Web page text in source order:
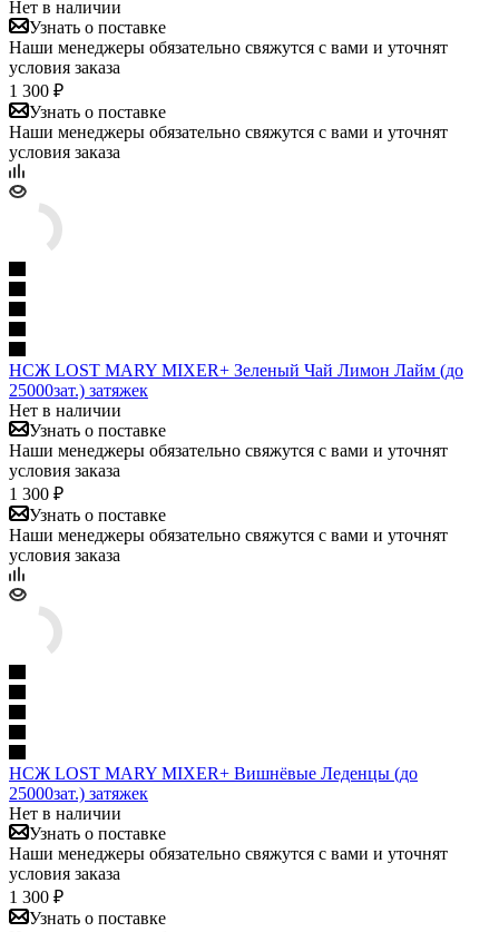
Нет в наличии
Узнать о поставке
Наши менеджеры обязательно свяжутся с вами и уточнят
условия заказа
1 300 ₽
Узнать о поставке
Наши менеджеры обязательно свяжутся с вами и уточнят
условия заказа
НСЖ LOST MARY MIXER+ Зеленый Чай Лимон Лайм (до
25000зат.) затяжек
Нет в наличии
Узнать о поставке
Наши менеджеры обязательно свяжутся с вами и уточнят
условия заказа
1 300 ₽
Узнать о поставке
Наши менеджеры обязательно свяжутся с вами и уточнят
условия заказа
НСЖ LOST MARY MIXER+ Вишнёвые Леденцы (до
25000зат.) затяжек
Нет в наличии
Узнать о поставке
Наши менеджеры обязательно свяжутся с вами и уточнят
условия заказа
1 300 ₽
Узнать о поставке